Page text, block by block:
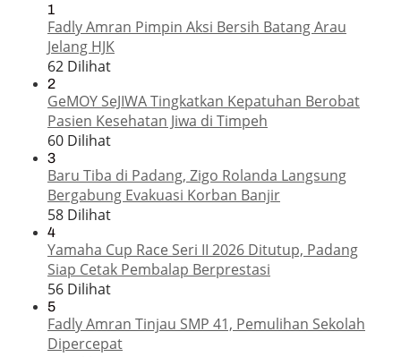
1
Fadly Amran Pimpin Aksi Bersih Batang Arau
Jelang HJK
62 Dilihat
2
GeMOY SeJIWA Tingkatkan Kepatuhan Berobat
Pasien Kesehatan Jiwa di Timpeh
60 Dilihat
3
Baru Tiba di Padang, Zigo Rolanda Langsung
Bergabung Evakuasi Korban Banjir
58 Dilihat
4
Yamaha Cup Race Seri II 2026 Ditutup, Padang
Siap Cetak Pembalap Berprestasi
56 Dilihat
5
Fadly Amran Tinjau SMP 41, Pemulihan Sekolah
Dipercepat